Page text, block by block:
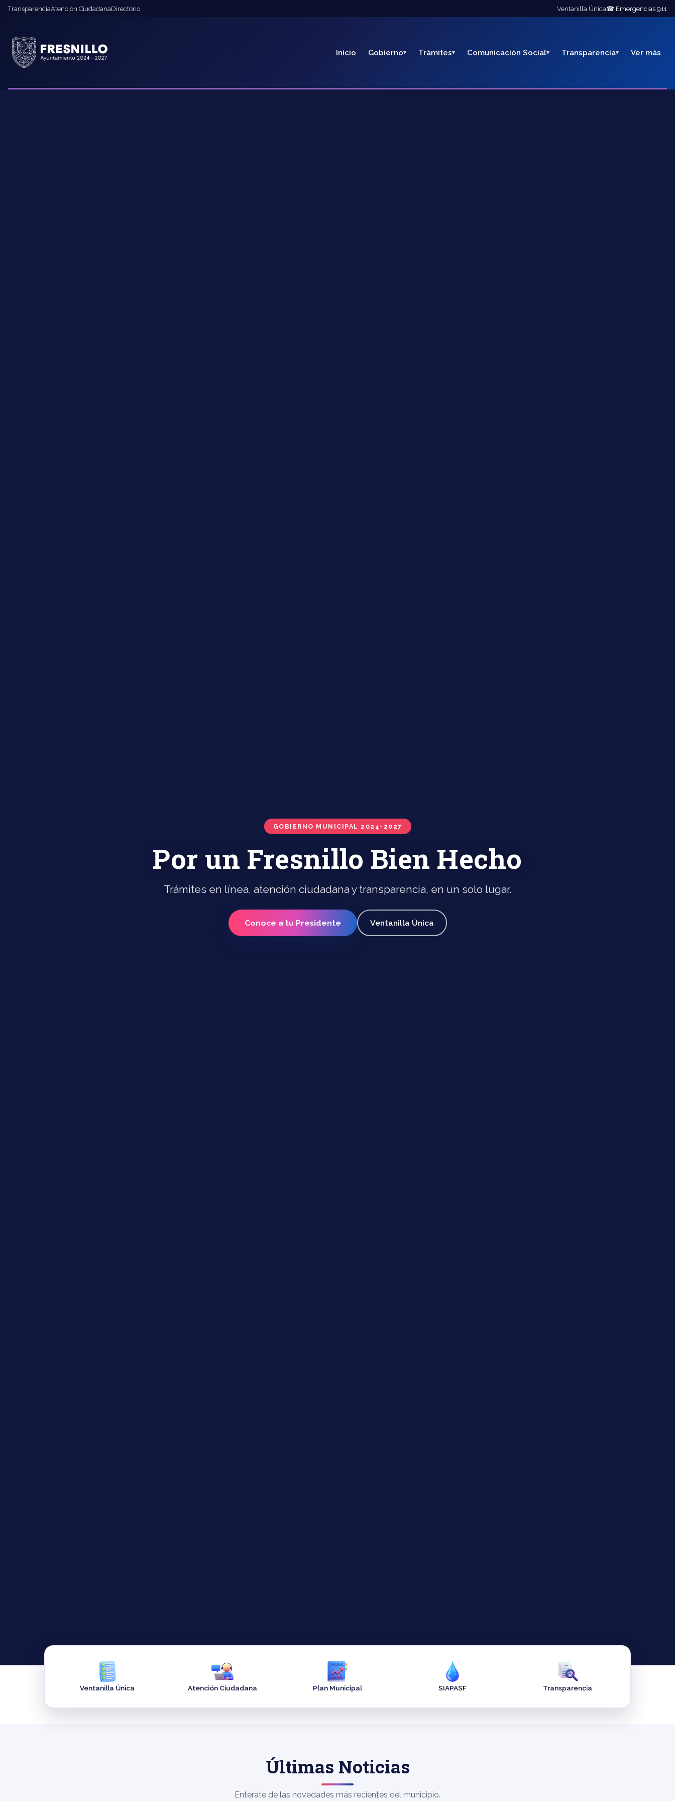
TransparenciaAtención CiudadanaDirectorio Ventanilla Única☎ Emergencias 911
Inicio Gobierno Trámites Comunicación Social Transparencia Ver más
GOBIERNO MUNICIPAL 2024-2027
Por un Fresnillo Bien Hecho
Trámites en línea, atención ciudadana y transparencia, en un solo lugar.
Conoce a tu Presidente Ventanilla Única
Ventanilla Única Atención Ciudadana Plan Municipal SIAPASF Transparencia
Últimas Noticias
Entérate de las novedades más recientes del municipio.